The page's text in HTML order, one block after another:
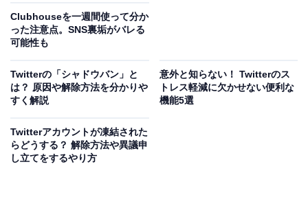
以前話題になった
音声SNS「Clubhouse」がリリースされた直後もそうだ
、Threadsについてもアカウント削除（退会）機能があ
りません。※ひも付けたInstagramアカウントも同時に削
Clubhouseを一週間使って分か
った注意点。SNS裏垢がバレる
可能性も
Twitterの「シャドウバン」と
は？ 原因や解除方法を分かりや
すく解説
意外と知らない！ Twitterのス
トレス軽減に欠かせない便利な
機能5選
Twitterアカウントが凍結された
らどうする？ 解除方法や異議申
し立てをするやり方